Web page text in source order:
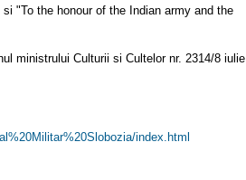
"To the honour of the Indian army and the
ministrului Culturii si Cultelor nr. 2314/8 iulie
20Militar%20Slobozia/index. html